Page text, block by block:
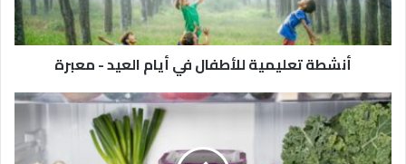
أنشطة تعليمية للأطفال في أيام العيد - معبرة